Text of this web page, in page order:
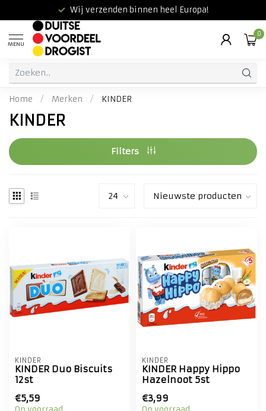
Wij verzenden binnen heel Europa!
MENU
0
Home / Merken / KINDER
KINDER
Filters
KINDER
KINDER Duo Biscuits
12st
€5,59
KINDER
KINDER Happy Hippo
Hazelnoot 5st
€3,99